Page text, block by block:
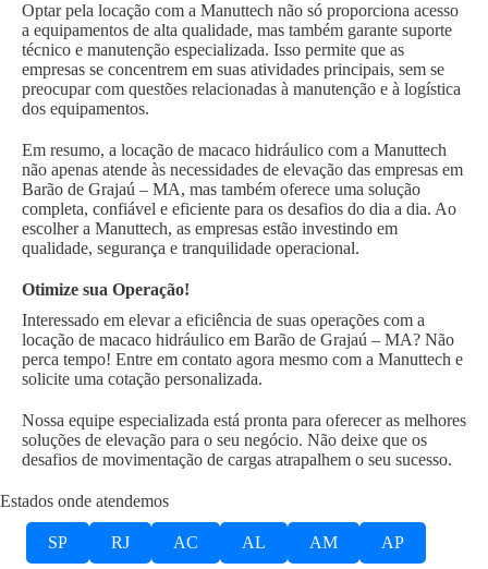
Optar pela locação com a Manuttech não só proporciona acesso
a equipamentos de alta qualidade, mas também garante suporte
técnico e manutenção especializada. Isso permite que as
empresas se concentrem em suas atividades principais, sem se
preocupar com questões relacionadas à manutenção e à logística
dos equipamentos.
Em resumo, a locação de macaco hidráulico com a Manuttech
não apenas atende às necessidades de elevação das empresas em
Barão de Grajaú – MA, mas também oferece uma solução
completa, confiável e eficiente para os desafios do dia a dia. Ao
escolher a Manuttech, as empresas estão investindo em
qualidade, segurança e tranquilidade operacional.
Otimize sua Operação!
Interessado em elevar a eficiência de suas operações com a
locação de macaco hidráulico em Barão de Grajaú – MA? Não
perca tempo! Entre em contato agora mesmo com a Manuttech e
solicite uma cotação personalizada.
Nossa equipe especializada está pronta para oferecer as melhores
soluções de elevação para o seu negócio. Não deixe que os
desafios de movimentação de cargas atrapalhem o seu sucesso.
Estados onde atendemos
SP RJ AC AL AM AP